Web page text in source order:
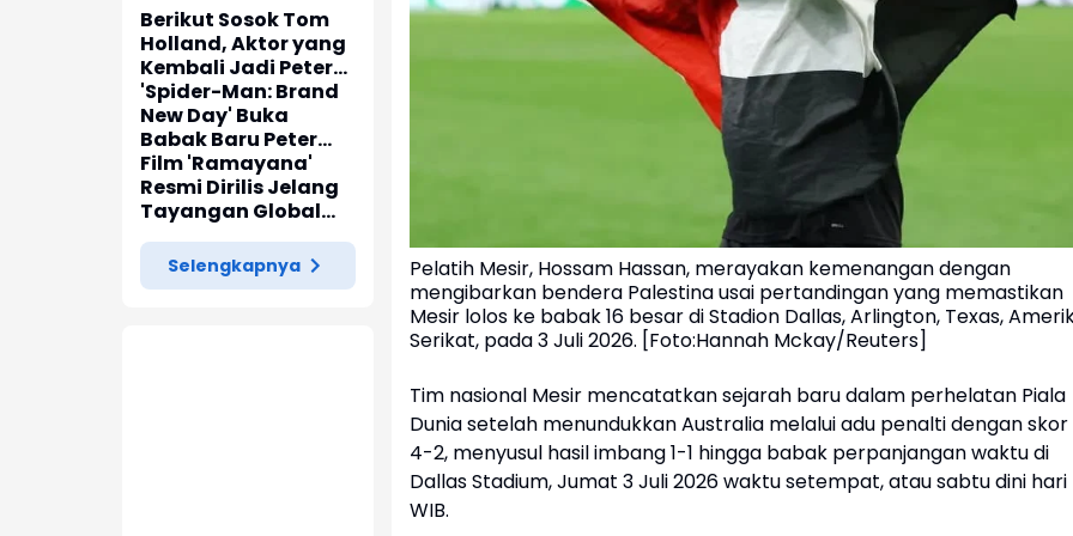
Berikut Sosok Tom
Holland, Aktor yang
Kembali Jadi Peter
Parker di 'Spider-
Man: Brand New Day'
'Spider-Man: Brand
New Day' Buka
Babak Baru Peter
Parker di Marvel
Cinematic Universe
Film 'Ramayana'
Resmi Dirilis Jelang
Tayangan Global
pada November
2026
Selengkapnya
Pelatih Mesir, Hossam Hassan, merayakan kemenangan dengan
mengibarkan bendera Palestina usai pertandingan yang memastikan
Mesir lolos ke babak 16 besar di Stadion Dallas, Arlington, Texas,
Serikat, pada 3 Juli 2026. [Foto:Hannah Mckay/Reuters]
Tim nasional Mesir mencatatkan sejarah baru dalam perhelatan Piala
Dunia setelah menundukkan Australia melalui adu penalti dengan skor
4-2, menyusul hasil imbang 1-1 hingga babak perpanjangan waktu di
Dallas Stadium, Jumat 3 Juli 2026 waktu setempat, atau sabtu dini hari
WIB.